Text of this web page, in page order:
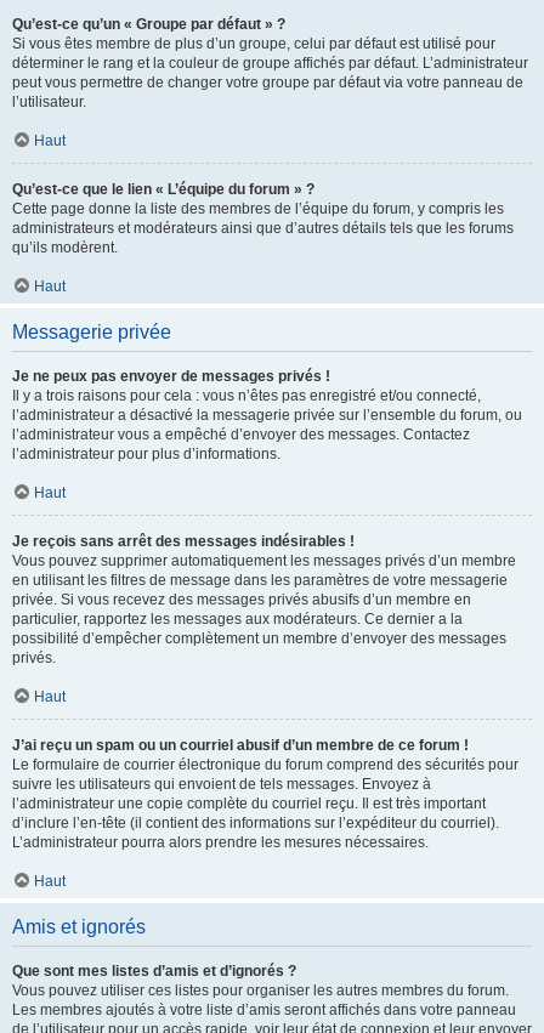
Qu’est-ce qu’un « Groupe par défaut » ?
Si vous êtes membre de plus d’un groupe, celui par défaut est utilisé pour
déterminer le rang et la couleur de groupe affichés par défaut. L’administrateur
peut vous permettre de changer votre groupe par défaut via votre panneau de
l’utilisateur.
Haut
Qu’est-ce que le lien « L’équipe du forum » ?
Cette page donne la liste des membres de l’équipe du forum, y compris les
administrateurs et modérateurs ainsi que d’autres détails tels que les forums
qu’ils modèrent.
Haut
Messagerie privée
Je ne peux pas envoyer de messages privés !
Il y a trois raisons pour cela : vous n’êtes pas enregistré et/ou connecté,
l’administrateur a désactivé la messagerie privée sur l’ensemble du forum, ou
l’administrateur vous a empêché d’envoyer des messages. Contactez
l’administrateur pour plus d’informations.
Haut
Je reçois sans arrêt des messages indésirables !
Vous pouvez supprimer automatiquement les messages privés d’un membre
en utilisant les filtres de message dans les paramètres de votre messagerie
privée. Si vous recevez des messages privés abusifs d’un membre en
particulier, rapportez les messages aux modérateurs. Ce dernier a la
possibilité d’empêcher complètement un membre d’envoyer des messages
privés.
Haut
J’ai reçu un spam ou un courriel abusif d’un membre de ce forum !
Le formulaire de courrier électronique du forum comprend des sécurités pour
suivre les utilisateurs qui envoient de tels messages. Envoyez à
l’administrateur une copie complète du courriel reçu. Il est très important
d’inclure l’en-tête (il contient des informations sur l’expéditeur du courriel).
L’administrateur pourra alors prendre les mesures nécessaires.
Haut
Amis et ignorés
Que sont mes listes d’amis et d’ignorés ?
Vous pouvez utiliser ces listes pour organiser les autres membres du forum.
Les membres ajoutés à votre liste d’amis seront affichés dans votre panneau
de l’utilisateur pour un accès rapide, voir leur état de connexion et leur envoyer